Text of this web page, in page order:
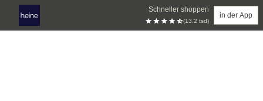
Schneller shoppen
(13.2 tsd)
in der App